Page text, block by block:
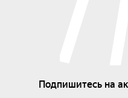
Подпишитесь на